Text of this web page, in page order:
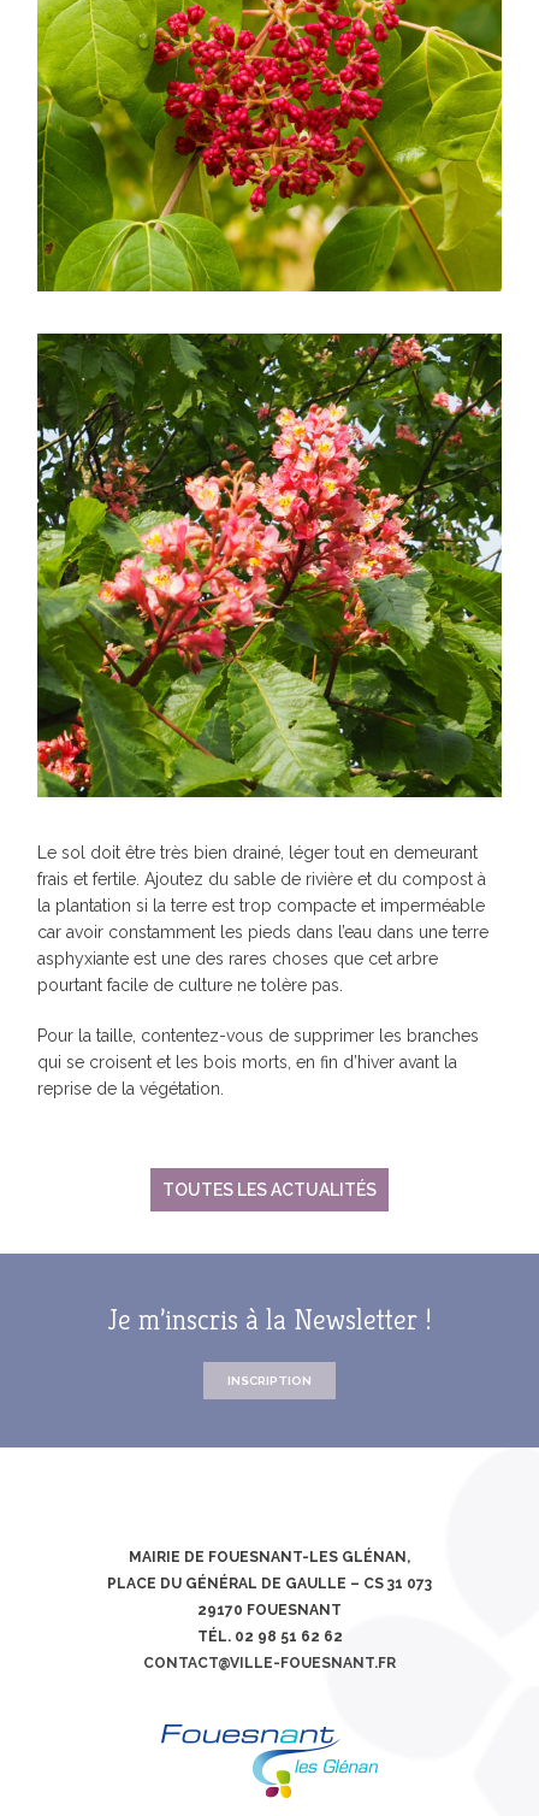
Le sol doit être très bien drainé, léger tout en demeurant
frais et fertile. Ajoutez du sable de rivière et du compost à
la plantation si la terre est trop compacte et imperméable
car avoir constamment les pieds dans l’eau dans une terre
asphyxiante est une des rares choses que cet arbre
pourtant facile de culture ne tolère pas.
Pour la taille, contentez-vous de supprimer les branches
qui se croisent et les bois morts, en fin d’hiver avant la
reprise de la végétation.
TOUTES LES ACTUALITÉS
Je m’inscris à la Newsletter !
INSCRIPTION
MAIRIE DE FOUESNANT-LES GLÉNAN,
PLACE DU GÉNÉRAL DE GAULLE – CS 31 073
29170 FOUESNANT
TÉL. 02 98 51 62 62
CONTACT@VILLE-FOUESNANT.FR